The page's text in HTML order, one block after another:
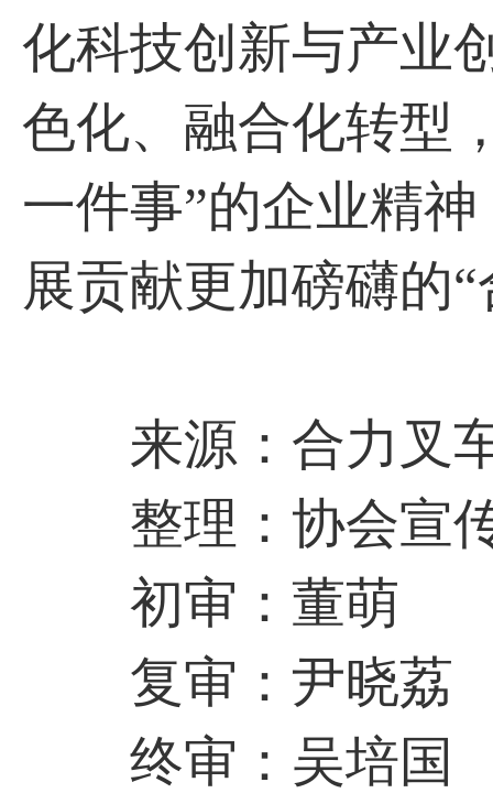
化科技创新与产业
色化、融合化转型
一件事”的企业精
展贡献更加磅礴的“
来源：合力叉
整理：协会宣
初审：董萌
复审：尹晓荔
终审：吴培国